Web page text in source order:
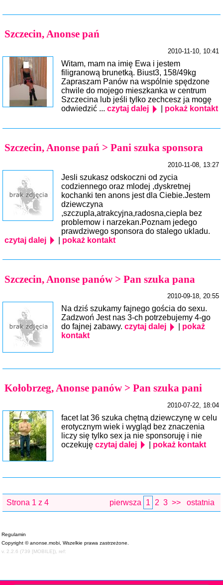
Szczecin, Anonse pań
2010-11-10, 10:41
Witam, mam na imię Ewa i jestem
filigranową brunetką. Biust3, 158/49kg
Zapraszam Panów na wspólnie spędzone
chwile do mojego mieszkanka w centrum
Szczecina lub jeśli tylko zechcesz ja mogę
odwiedzić ... czytaj dalej pokaż kontakt
Szczecin, Anonse pań > Pani szuka sponsora
2010-11-08, 13:27
Jesli szukasz odskoczni od zycia
codziennego oraz mlodej ,dyskretnej
kochanki ten anons jest dla Ciebie.Jestem
dziewczyna
,szczupla,atrakcyjna,radosna,ciepla bez
problemow i narzekan.Poznam jedego
prawdziwego sponsora do stalego ukladu.
czytaj dalej
pokaż kontakt
Szczecin, Anonse panów > Pan szuka pana
2010-09-18, 20:55
Na dziś szukamy fajnego gościa do sexu.
Zadzwoń Jest nas 3-ch potrzebujemy 4-go
do fajnej zabawy. czytaj dalej
pokaż
kontakt
Kołobrzeg, Anonse panów > Pan szuka pani
2010-07-22, 18:04
facet lat 36 szuka chętną dziewczynę w celu
erotycznym wiek i wygląd bez znaczenia
liczy się tylko sex ja nie sponsoruję i nie
oczekuję czytaj dalej pokaż kontakt
Strona 1 z 4 pierwsza 1 2 3 >> ostatnia
Regulamin
Copyright © anonse.mobi, Wszelkie prawa zastrzeżone.
v. 2.2.6 (739 [MOBILE]), ref: